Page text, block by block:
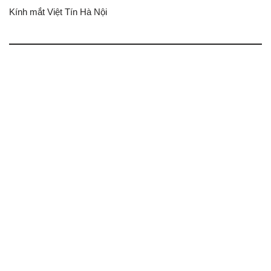
Kính mắt Việt Tín Hà Nội